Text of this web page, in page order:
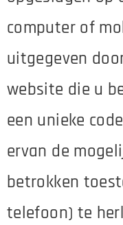
computer of
uitgegeven
website die u
een unieke
ervan de
betrokken
telefoon) te